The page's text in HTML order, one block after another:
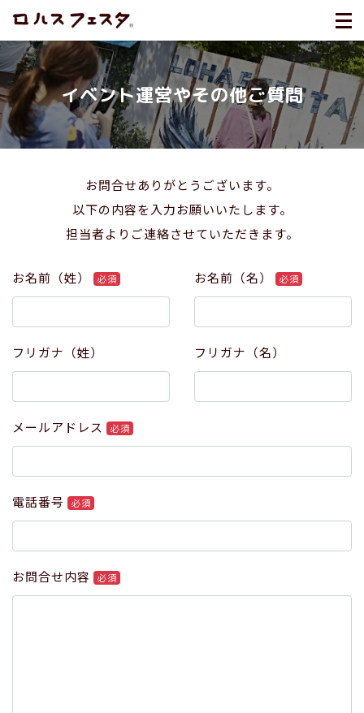
イベント運営やその他ご質問
お問合せありがとうございます。
以下の内容を入力お願いいたします。
担当者よりご連絡させていただきます。
お名前（姓） 必須 お名前（名） 必須
フリガナ（姓） フリガナ（名）
メールアドレス 必須
電話番号 必須
お問合せ内容 必須